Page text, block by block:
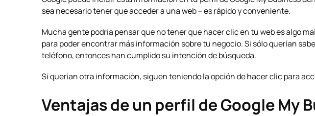
sea necesario tener que acceder a una web – es rápido y conveniente.
Mucha gente podría pensar que no tener que hacer clic en tu web es algo
para poder encontrar más información sobre tu negocio. Si sólo querían
teléfono, entonces han cumplido su intención de búsqueda.
Si querían otra información, siguen teniendo la opción de hacer clic para
Ventajas de un perfil de Google My